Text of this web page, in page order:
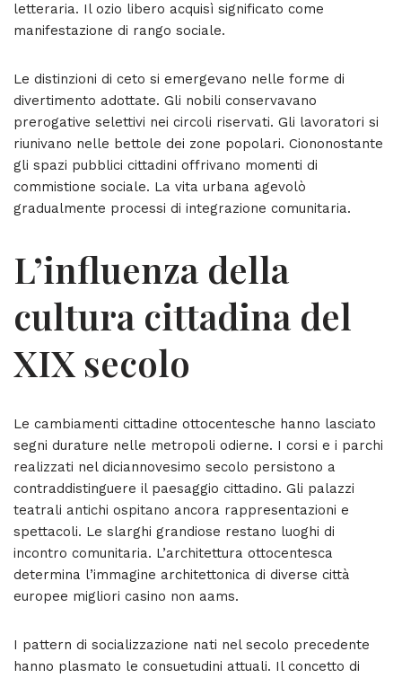
letteraria. Il ozio libero acquisì significato come
manifestazione di rango sociale.
Le distinzioni di ceto si emergevano nelle forme di
divertimento adottate. Gli nobili conservavano
prerogative selettivi nei circoli riservati. Gli lavoratori si
riunivano nelle bettole dei zone popolari. Ciononostante
gli spazi pubblici cittadini offrivano momenti di
commistione sociale. La vita urbana agevolò
gradualmente processi di integrazione comunitaria.
L’influenza della
cultura cittadina del
XIX secolo
Le cambiamenti cittadine ottocentesche hanno lasciato
segni durature nelle metropoli odierne. I corsi e i parchi
realizzati nel diciannovesimo secolo persistono a
contraddistinguere il paesaggio cittadino. Gli palazzi
teatrali antichi ospitano ancora rappresentazioni e
spettacoli. Le slarghi grandiose restano luoghi di
incontro comunitaria. L’architettura ottocentesca
determina l’immagine architettonica di diverse città
europee migliori casino non aams.
I pattern di socializzazione nati nel secolo precedente
hanno plasmato le consuetudini attuali. Il concetto di